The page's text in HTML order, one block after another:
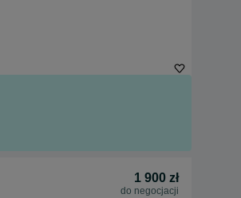
1 900 zł
do negocjacji